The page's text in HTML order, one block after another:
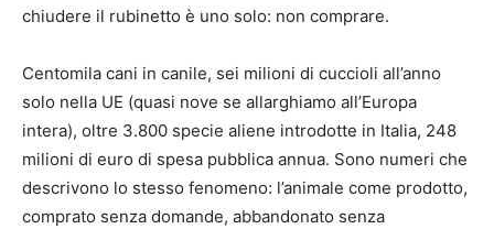
chiudere il rubinetto è uno solo: non comprare.
Centomila cani in canile, sei milioni di cuccioli all’anno
solo nella UE (quasi nove se allarghiamo all’Europa
intera), oltre 3.800 specie aliene introdotte in Italia, 248
milioni di euro di spesa pubblica annua. Sono numeri che
descrivono lo stesso fenomeno: l’animale come prodotto,
comprato senza domande, abbandonato senza